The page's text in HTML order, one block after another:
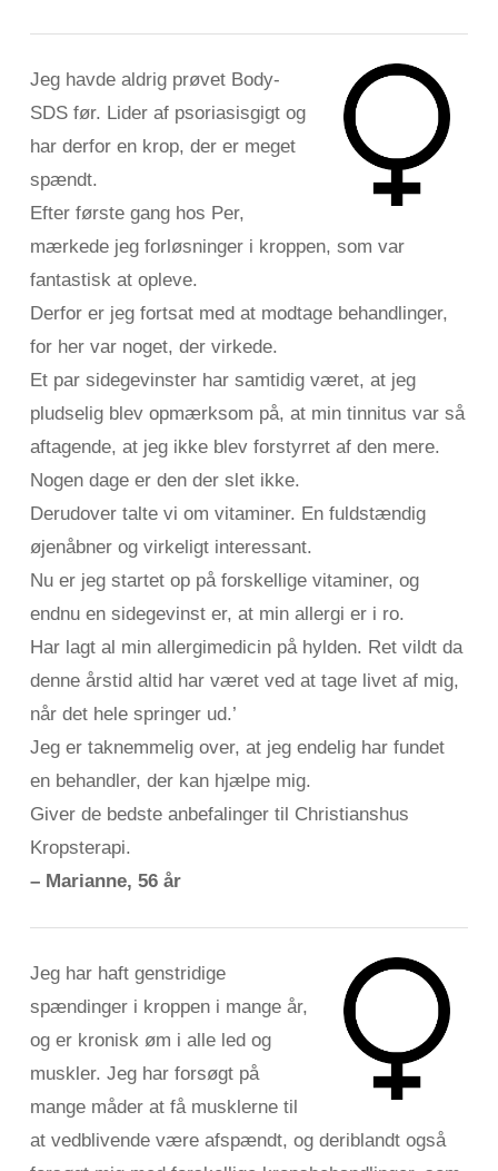
Jeg havde aldrig prøvet Body-
SDS før. Lider af psoriasisgigt og
har derfor en krop, der er meget
spændt.
Efter første gang hos Per,
mærkede jeg forløsninger i kroppen, som var
fantastisk at opleve.
Derfor er jeg fortsat med at modtage behandlinger,
for her var noget, der virkede.
Et par sidegevinster har samtidig været, at jeg
pludselig blev opmærksom på, at min tinnitus var så
aftagende, at jeg ikke blev forstyrret af den mere.
Nogen dage er den der slet ikke.
Derudover talte vi om vitaminer. En fuldstændig
øjenåbner og virkeligt interessant.
Nu er jeg startet op på forskellige vitaminer, og
endnu en sidegevinst er, at min allergi er i ro.
Har lagt al min allergimedicin på hylden. Ret vildt da
denne årstid altid har været ved at tage livet af mig,
når det hele springer ud.’
Jeg er taknemmelig over, at jeg endelig har fundet
en behandler, der kan hjælpe mig.
Giver de bedste anbefalinger til Christianshus
Kropsterapi.
– Marianne, 56 år
Jeg har haft genstridige
spændinger i kroppen i mange år,
og er kronisk øm i alle led og
muskler. Jeg har forsøgt på
mange måder at få musklerne til
at vedblivende være afspændt, og deriblandt også